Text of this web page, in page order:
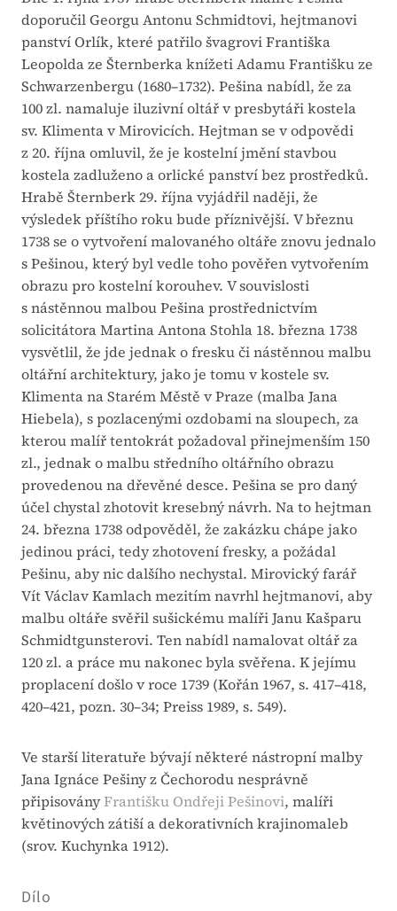
doporučil Georgu Antonu Schmidtovi, hejtmanovi
panství Orlík, které patřilo švagrovi Františka
Leopolda ze Šternberka knížeti Adamu Františku ze
Schwarzenbergu (1680–1732). Pešina nabídl, že za
100 zl. namaluje iluzivní oltář v presbytáři kostela
sv. Klimenta v Mirovicích. Hejtman se v odpovědi
z 20. října omluvil, že je kostelní jmění stavbou
kostela zadluženo a orlické panství bez prostředků.
Hrabě Šternberk 29. října vyjádřil naději, že
výsledek příštího roku bude příznivější. V březnu
1738 se o vytvoření malovaného oltáře znovu jednalo
s Pešinou, který byl vedle toho pověřen vytvořením
obrazu pro kostelní korouhev. V souvislosti
s nástěnnou malbou Pešina prostřednictvím
solicitátora Martina Antona Stohla 18. března 1738
vysvětlil, že jde jednak o fresku či nástěnnou malbu
oltářní architektury, jako je tomu v kostele sv.
Klimenta na Starém Městě v Praze (malba Jana
Hiebela), s pozlacenými ozdobami na sloupech, za
kterou malíř tentokrát požadoval přinejmenším 150
zl., jednak o malbu středního oltářního obrazu
provedenou na dřevěné desce. Pešina se pro daný
účel chystal zhotovit kresebný návrh. Na to hejtman
24. března 1738 odpověděl, že zakázku chápe jako
jedinou práci, tedy zhotovení fresky, a požádal
Pešinu, aby nic dalšího nechystal. Mirovický farář
Vít Václav Kamlach mezitím navrhl hejtmanovi, aby
malbu oltáře svěřil sušickému malíři Janu Kašparu
Schmidtgunsterovi. Ten nabídl namalovat oltář za
120 zl. a práce mu nakonec byla svěřena. K jejímu
proplacení došlo v roce 1739 (Kořán 1967, s. 417–418,
420–421, pozn. 30–34; Preiss 1989, s. 549).
Ve starší literatuře bývají některé nástropní malby
Jana Ignáce Pešiny z Čechorodu nesprávně
připisoványFrantišku Ondřeji Pešinovi, malíři
květinových zátiší a dekorativních krajinomaleb
(srov. Kuchynka 1912).
Dílo